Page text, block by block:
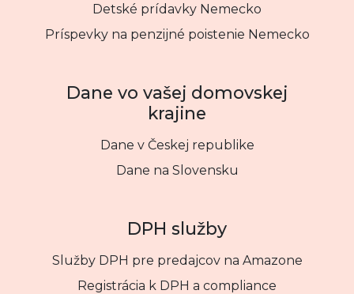
Detské prídavky Nemecko
Príspevky na penzijné poistenie Nemecko
Dane vo vašej domovskej
krajine
Dane v Českej republike
Dane na Slovensku
DPH služby
Služby DPH pre predajcov na Amazone
Registrácia k DPH a compliance